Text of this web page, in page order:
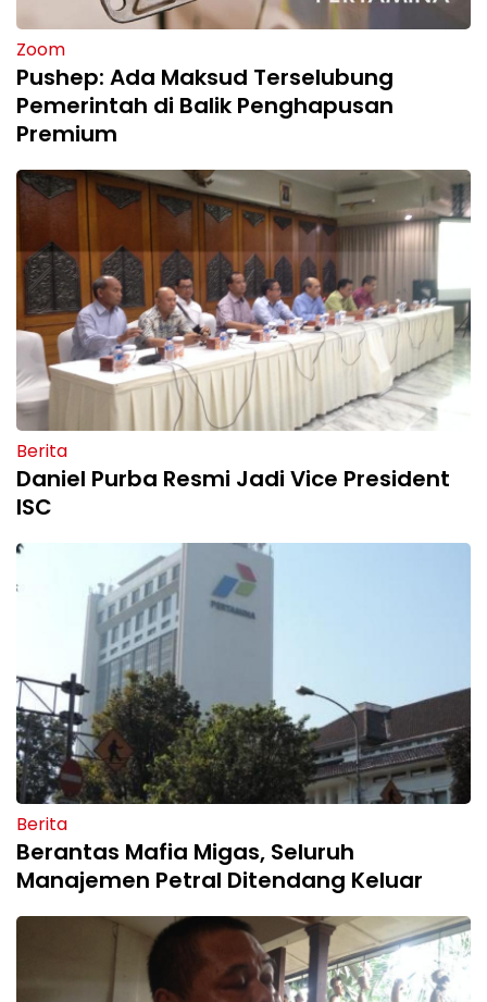
Zoom
Pushep: Ada Maksud Terselubung
Pemerintah di Balik Penghapusan
Premium
Berita
Daniel Purba Resmi Jadi Vice President
ISC
Berita
Berantas Mafia Migas, Seluruh
Manajemen Petral Ditendang Keluar